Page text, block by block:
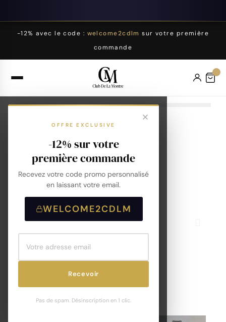
-12% avec le code : welcome2cdlm sur votre première
commande
OFFRE EXCLUSIVE
-12% sur votre
première commande
Recevez votre code promo personnalisé
en laissant votre email.
WELCOME2CDLM
Recevoir
Pas de spam. Désinscription en 1 clic.